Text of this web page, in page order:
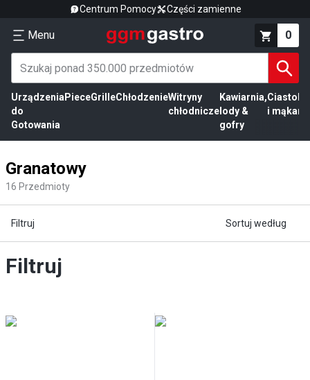
Centrum Pomocy Części zamienne
Menu 0
Urządzenia
do
Gotowania
PieceGrilleChłodzenieWitryny
chłodnicze
Kawiarnia,
lody &
gofry
Ciasto
i mąka
Granatowy
16 Przedmioty
Filtruj Sortuj według
Filtruj